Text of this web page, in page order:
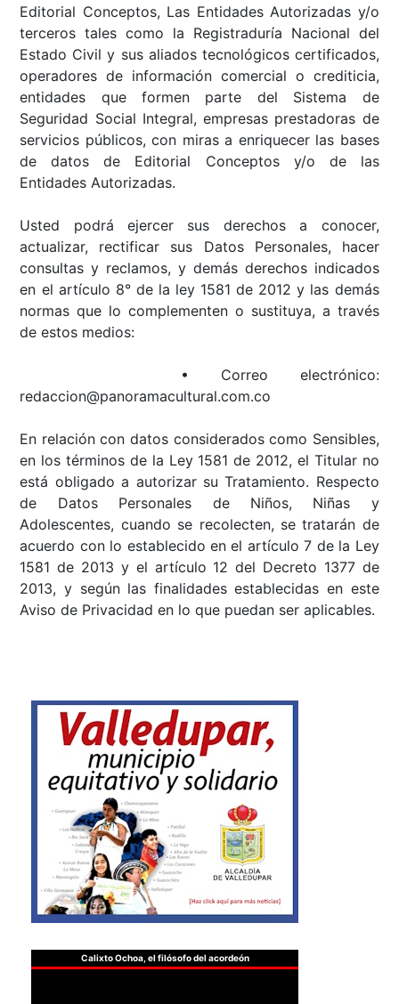
Editorial Conceptos, Las Entidades Autorizadas y/o
terceros tales como la Registraduría Nacional del
Estado Civil y sus aliados tecnológicos certificados,
operadores de información comercial o crediticia,
entidades que formen parte del Sistema de
Seguridad Social Integral, empresas prestadoras de
servicios públicos, con miras a enriquecer las bases
de datos de Editorial Conceptos y/o de las
Entidades Autorizadas.
Usted podrá ejercer sus derechos a conocer,
actualizar, rectificar sus Datos Personales, hacer
consultas y reclamos, y demás derechos indicados
en el artículo 8° de la ley 1581 de 2012 y las demás
normas que lo complementen o sustituya, a través
de estos medios:
• Correo electrónico:
redaccion@panoramacultural.com.co
En relación con datos considerados como Sensibles,
en los términos de la Ley 1581 de 2012, el Titular no
está obligado a autorizar su Tratamiento. Respecto
de Datos Personales de Niños, Niñas y
Adolescentes, cuando se recolecten, se tratarán de
acuerdo con lo establecido en el artículo 7 de la Ley
1581 de 2013 y el artículo 12 del Decreto 1377 de
2013, y según las finalidades establecidas en este
Aviso de Privacidad en lo que puedan ser aplicables.
Calixto Ochoa, el filósofo del acordeón